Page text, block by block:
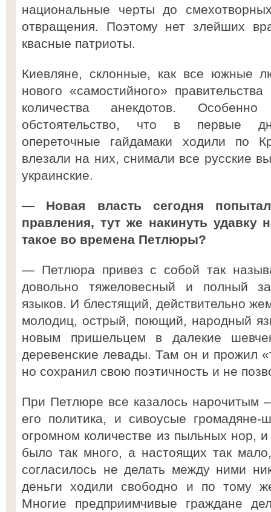
национальные черты до
отвращения. Поэтому нет злейших
квасные патриоты.
Киевляне, склонные, как все южные
нового «самостийного»
количества анекдотов.
обстоятельство, что в первые
опереточные гайдамаки ходили по
влезали на них, снимали все русские
украинские.
— Новая власть сегодня
правления, тут же накинуть
такое во времена Петлюры?
— Петлюра привез с собой так
довольно тяжеловесный и полный
языков. И блестящий, действительно
молодиц, острый, поющий, народный
новым пришельцем в далекие
деревенские левады. Там он и прожил
но сохранил свою поэтичность и не
При Петлюре все казалось нарочитым
его политика, и сивоусые
огромном количестве из пыльных нор,
было так много, а настоящих так
согласилось не делать между ними
деньги ходили свободно и по тому
Многие предприимчивые граждане